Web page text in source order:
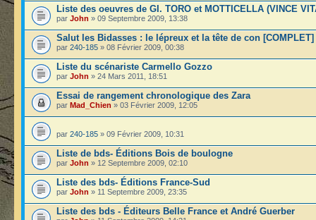
Liste des oeuvres de GI. TORO et MOTTICELLA (VINCE
par John » 09 Septembre 2009, 13:38
Salut les Bidasses : le lépreux et la tête de con [COMPLET]
par 240-185 » 08 Février 2009, 00:38
Liste du scénariste Carmello Gozzo
par John » 24 Mars 2011, 18:51
Essai de rangement chronologique des Zara
par Mad_Chien » 03 Février 2009, 12:05
par 240-185 » 09 Février 2009, 10:31
Liste de bds- Éditions Bois de boulogne
par John » 12 Septembre 2009, 02:10
Liste des bds- Éditions France-Sud
par John » 11 Septembre 2009, 23:35
Liste des bds - Éditeurs Belle France et André Guerber